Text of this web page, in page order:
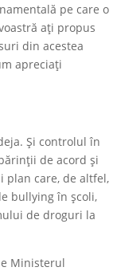
pe care o
ați propus
din acestea
apreciați
Și controlul în
de acord și
plan care, de altfel,
bullying în școli,
de droguri la
Ministerul